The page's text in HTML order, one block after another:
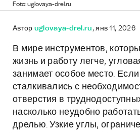
Foto: uglovaya-drel.ru
Автор uglovaya-drel.ru , янв 11, 2026
В мире инструментов,
жизнь и работу легче,
занимает особое место.
сталкивались с
отверстия в
насколько неудобно
дрелью. Узкие углы,